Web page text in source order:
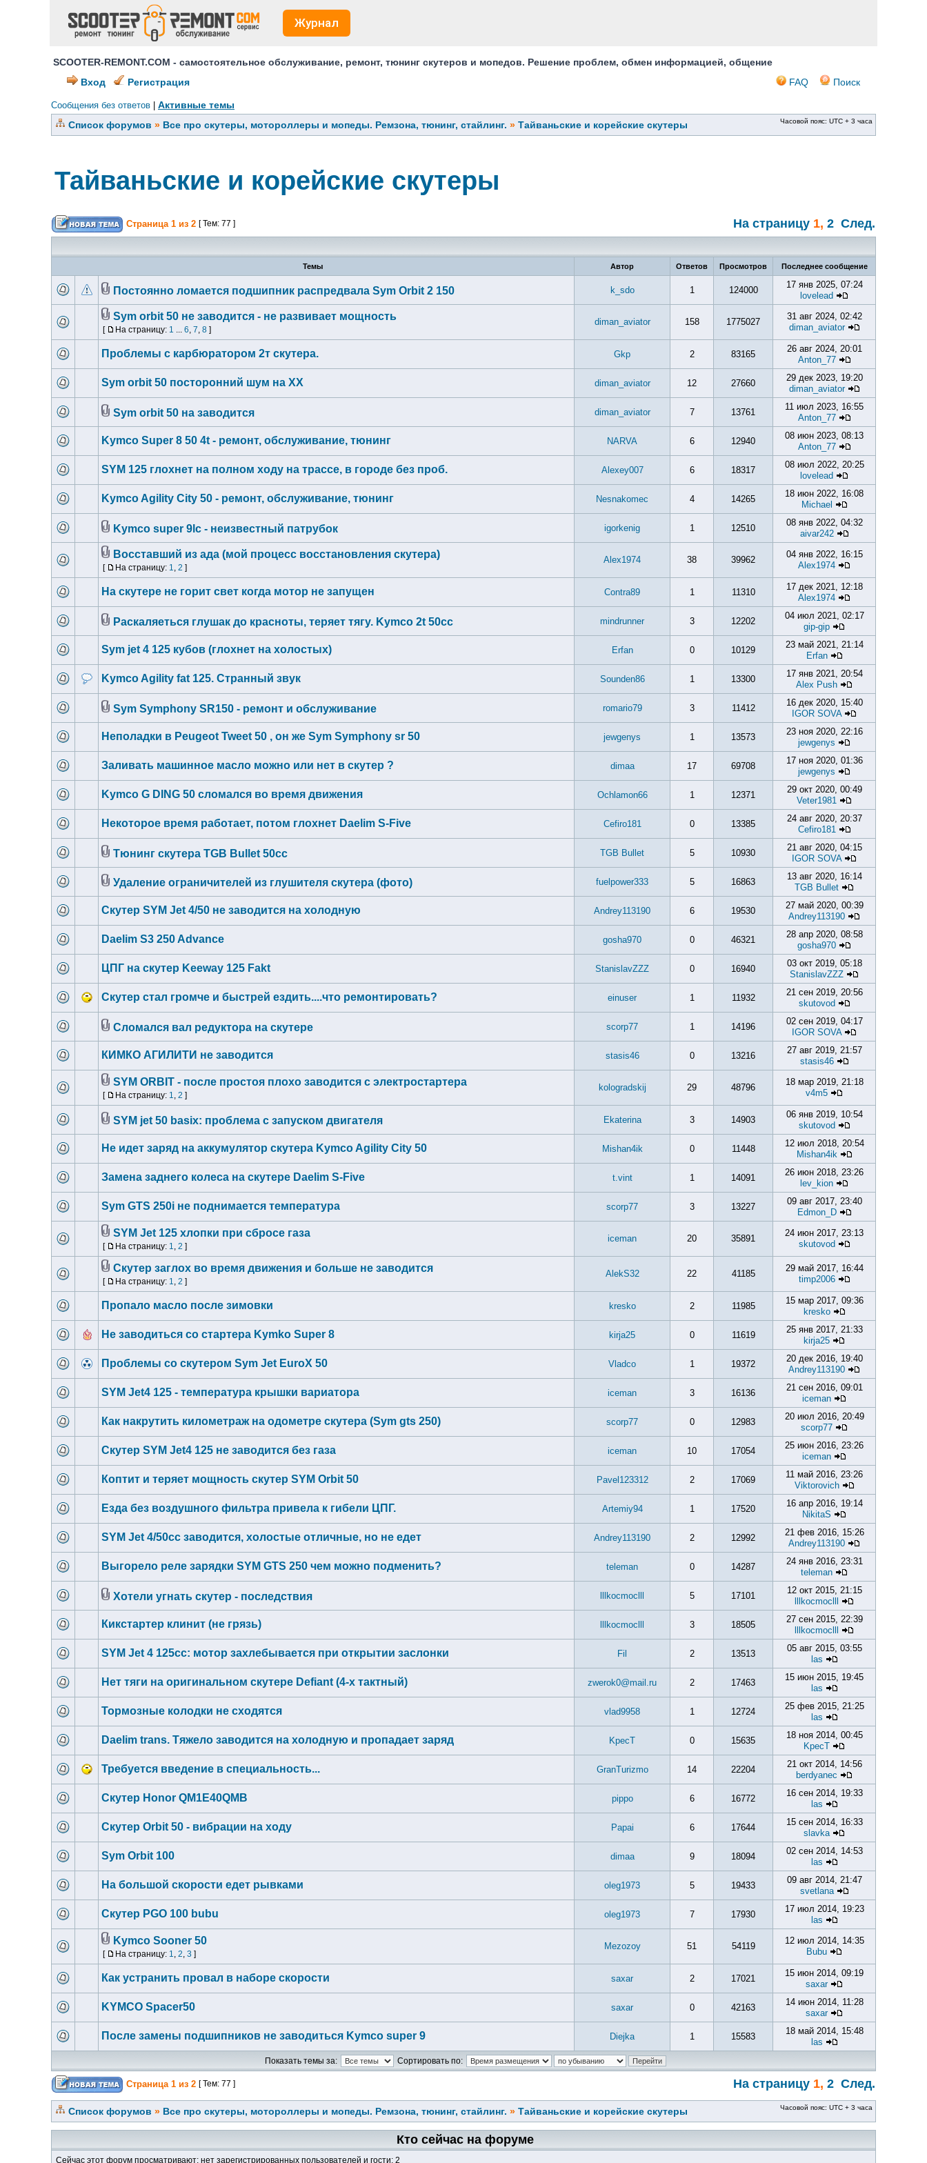
Журнал
SCOOTER-REMONT.COM - самостоятельное обслуживание, ремонт, тюнинг скутеров и мопедов. Решение проблем, обмен информацией, общение
Вход
Регистрация FAQ Поиск
Сообщения без ответов
Активные темы
Список форумов » Все про скутеры, мотороллеры и мопеды. Ремзона, тюнинг, стайлинг. » Тайваньские и корейские скутеры Часовой пояс: UTC + 3 часа
Тайваньские и корейские скутеры
Страница 1 из 2 [ Тем: 77 ] На страницу 1, 2 След.
Темы Автор Ответов Просмотров Последнее сообщение
Постоянно ломается подшипник распредвала Sym Orbit 2 150 k_sdo 1 124000
17 янв 2025, 07:24
lovelead
Sym orbit 50 не заводится - не развивает мощность
[ На страницу: 1 ... 6, 7, 8 ]
diman_aviator 158 1775027
31 авг 2024, 02:42
diman_aviator
Проблемы с карбюратором 2т скутера. Gkp 2 83165
26 авг 2024, 20:01
Anton_77
Sym orbit 50 посторонний шум на ХХ diman_aviator 12 27660
29 дек 2023, 19:20
diman_aviator
Sym orbit 50 на заводится diman_aviator 7 13761
11 июл 2023, 16:55
Anton_77
Kymco Super 8 50 4t - ремонт, обслуживание, тюнинг NARVA 6 12940
08 июн 2023, 08:13
Anton_77
SYM 125 глохнет на полном ходу на трассе, в городе без проб. Alexey007 6 18317
08 июл 2022, 20:25
lovelead
Kymco Agility City 50 - ремонт, обслуживание, тюнинг Nesnakomec 4 14265
18 июн 2022, 16:08
Michael
Kymco super 9lc - неизвестный патрубок igorkenig 1 12510
08 янв 2022, 04:32
aivar242
Восставший из ада (мой процесс восстановления скутера)
[ На страницу: 1, 2 ]
Alex1974 38 39962
04 янв 2022, 16:15
Alex1974
На скутере не горит свет когда мотор не запущен Contra89 1 11310
17 дек 2021, 12:18
Alex1974
Раскаляеться глушак до красноты, теряет тягу. Kymco 2t 50сс mindrunner 3 12202
04 июл 2021, 02:17
gip-gip
Sym jet 4 125 кубов (глохнет на холостых) Erfan 0 10129
23 май 2021, 21:14
Erfan
Kymco Agility fat 125. Странный звук Sounden86 1 13300
17 янв 2021, 20:54
Alex Push
Sym Symphony SR150 - ремонт и обслуживание romario79 3 11412
16 дек 2020, 15:40
IGOR SOVA
Неполадки в Peugeot Tweet 50 , он же Sym Symphony sr 50 jewgenys 1 13573
23 ноя 2020, 22:16
jewgenys
Заливать машинное масло можно или нет в скутер ? dimaa 17 69708
17 ноя 2020, 01:36
jewgenys
Kymco G DING 50 сломался во время движения Ochlamon66 1 12371
29 окт 2020, 00:49
Veter1981
Некоторое время работает, потом глохнет Daelim S-Five Cefiro181 0 13385
24 авг 2020, 20:37
Cefiro181
Тюнинг скутера TGB Bullet 50cc TGB Bullet 5 10930
21 авг 2020, 04:15
IGOR SOVA
Удаление ограничителей из глушителя скутера (фото) fuelpower333 5 16863
13 авг 2020, 16:14
TGB Bullet
Скутер SYM Jet 4/50 не заводится на холодную Andrey113190 6 19530
27 май 2020, 00:39
Andrey113190
Daelim S3 250 Advance gosha970 0 46321
28 апр 2020, 08:58
gosha970
ЦПГ на скутер Keeway 125 Fakt StanislavZZZ 0 16940
03 окт 2019, 05:18
StanislavZZZ
Скутер стал громче и быстрей ездить....что ремонтировать? einuser 1 11932
21 сен 2019, 20:56
skutovod
Сломался вал редуктора на скутере scorp77 1 14196
02 сен 2019, 04:17
IGOR SOVA
КИМКО АГИЛИТИ не заводится stasis46 0 13216
27 авг 2019, 21:57
stasis46
SYM ORBIT - после простоя плохо заводится с электростартера
[ На страницу: 1, 2 ]
kologradskij 29 48796
18 мар 2019, 21:18
v4m5
SYM jet 50 basix: проблема с запуском двигателя Ekaterina 3 14903
06 янв 2019, 10:54
skutovod
Не идет заряд на аккумулятор скутера Kymco Agility City 50 Mishan4ik 0 11448
12 июл 2018, 20:54
Mishan4ik
Замена заднего колеса на скутере Daelim S-Five t.vint 1 14091
26 июн 2018, 23:26
lev_kion
Sym GTS 250i не поднимается температура scorp77 3 13227
09 авг 2017, 23:40
Edmon_D
SYM Jet 125 хлопки при сбросе газа
[ На страницу: 1, 2 ]
iceman 20 35891
24 июн 2017, 23:13
skutovod
Скутер заглох во время движения и больше не заводится
[ На страницу: 1, 2 ]
AlekS32 22 41185
29 май 2017, 16:44
timp2006
Пропало масло после зимовки kresko 2 11985
15 мар 2017, 09:36
kresko
Не заводиться со стартера Kymko Super 8 kirja25 0 11619
25 янв 2017, 21:33
kirja25
Проблемы со скутером Sym Jet EuroX 50 Vladco 1 19372
20 дек 2016, 19:40
Andrey113190
SYM Jet4 125 - температура крышки вариатора iceman 3 16136
21 сен 2016, 09:01
iceman
Как накрутить километраж на одометре скутера (Sym gts 250) scorp77 0 12983
20 июл 2016, 20:49
scorp77
Скутер SYM Jet4 125 не заводится без газа iceman 10 17054
25 июн 2016, 23:26
iceman
Коптит и теряет мощность скутер SYM Orbit 50 Pavel123312 2 17069
11 май 2016, 23:26
Viktorovich
Езда без воздушного фильтра привела к гибели ЦПГ. Artemiy94 1 17520
16 апр 2016, 19:14
NikitaS
SYM Jet 4/50cc заводится, холостые отличные, но не едет Andrey113190 2 12992
21 фев 2016, 15:26
Andrey113190
Выгорело реле зарядки SYM GTS 250 чем можно подменить? teleman 0 14287
24 янв 2016, 23:31
teleman
Хотели угнать скутер - последствия lllkocmoclll 5 17101
12 окт 2015, 21:15
lllkocmoclll
Кикстартер клинит (не грязь) lllkocmoclll 3 18505
27 сен 2015, 22:39
lllkocmoclll
SYM Jet 4 125сс: мотор захлебывается при открытии заслонки Fil 2 13513
05 авг 2015, 03:55
las
Нет тяги на оригинальном скутере Defiant (4-х тактный) zwerok0@mail.ru 2 17463
15 июн 2015, 19:45
las
Тормозные колодки не сходятся vlad9958 1 12724
25 фев 2015, 21:25
las
Daelim trans. Тяжело заводится на холодную и пропадает заряд KpecT 0 15635
18 ноя 2014, 00:45
KpecT
Требуется введение в специальность... GranTurizmo 14 22204
21 окт 2014, 14:56
berdyanec
Скутер Honor QM1E40QMB pippo 6 16772
16 сен 2014, 19:33
las
Скутер Orbit 50 - вибрации на ходу Papai 6 17644
15 сен 2014, 16:33
slavka
Sym Orbit 100 dimaa 9 18094
02 сен 2014, 14:53
las
На большой скорости едет рывками oleg1973 5 19433
09 авг 2014, 21:47
svetlana
Скутер PGO 100 bubu oleg1973 7 17930
17 июл 2014, 19:23
las
Kymco Sooner 50
[ На страницу: 1, 2, 3 ]
Mezozoy 51 54119
12 июл 2014, 14:35
Bubu
Как устранить провал в наборе скорости saxar 2 17021
15 июн 2014, 09:19
saxar
KYMCO Spacer50 saxar 0 42163
14 июн 2014, 11:28
saxar
После замены подшипников не заводиться Kymco super 9 Diejka 1 15583
18 май 2014, 15:48
las
Показать темы за: Сортировать по:
Страница 1 из 2 [ Тем: 77 ] На страницу 1, 2 След.
Список форумов » Все про скутеры, мотороллеры и мопеды. Ремзона, тюнинг, стайлинг. » Тайваньские и корейские скутеры Часовой пояс: UTC + 3 часа
Кто сейчас на форуме
Сейчас этот форум просматривают: нет зарегистрированных пользователей и гости: 2